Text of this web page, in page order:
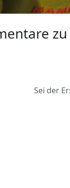
Sei der